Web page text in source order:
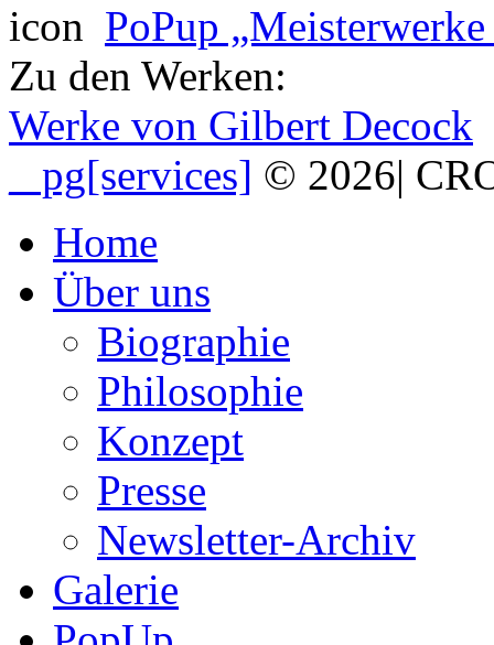
PoPup
Zu den Werken:
Werke von Gilbert Decock
_ pg[services] © 2026|
Home
Über uns
Biographie
Philosophie
Konzept
Presse
Newsletter-Archiv
Galerie